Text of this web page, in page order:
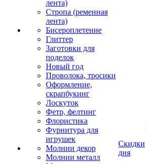
лента)
Стропа (ременная
лента)
Бисероплетение
Глиттер
Заготовки для
поделок
Новый год
Проволока, тросики
Оформление,
скрапбукинг
Лоскуток
Фетр, фелтинг
Флористика
Фурнитура для
игрушек
Молнии декор
Молнии металл
Скидки
дня